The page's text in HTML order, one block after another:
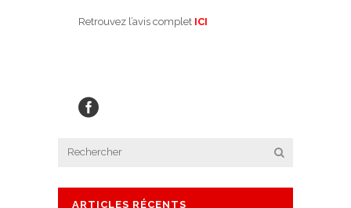
Retrouvez l’avis complet ICI
ARTICLES RÉCENTS